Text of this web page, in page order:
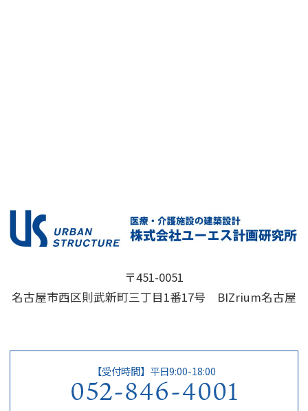
〒451-0051
名古屋市西区則武新町三丁目1番17号 BIZrium名古屋
【受付時間】平日9:00-18:00
052-846-4001